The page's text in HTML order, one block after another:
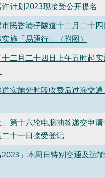
计划2023现接受公开提名
民香港仔隧道十二月二十四
施「易通行」（附图）
二月二十四日上午五时起实
实施分时段收费后过海交通
」第十六轮电脑抽签递交申
十一日接受登记
2023」本周日特别交通及运